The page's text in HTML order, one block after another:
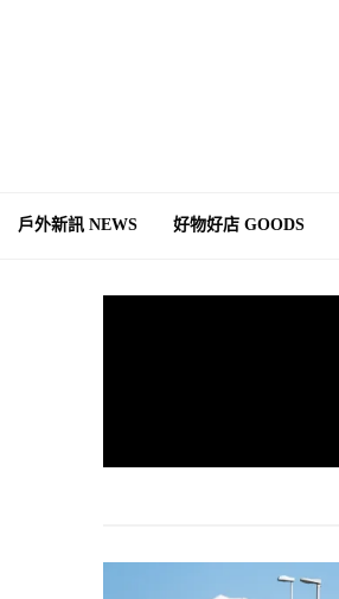
戶外新訊 NEWS 好物好店 GOODS